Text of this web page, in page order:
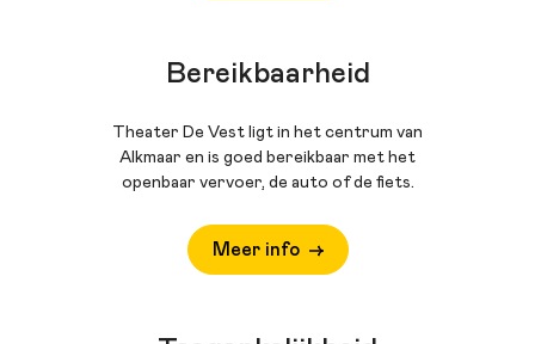
Bereikbaarheid
Theater De Vest ligt in het centrum van
Alkmaar en is goed bereikbaar met het
openbaar vervoer, de auto of de fiets.
Meer info